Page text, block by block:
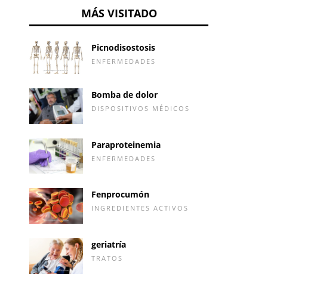
MÁS VISITADO
Picnodisostosis
ENFERMEDADES
Bomba de dolor
DISPOSITIVOS MÉDICOS
Paraproteinemia
ENFERMEDADES
Fenprocumón
INGREDIENTES ACTIVOS
geriatría
TRATOS